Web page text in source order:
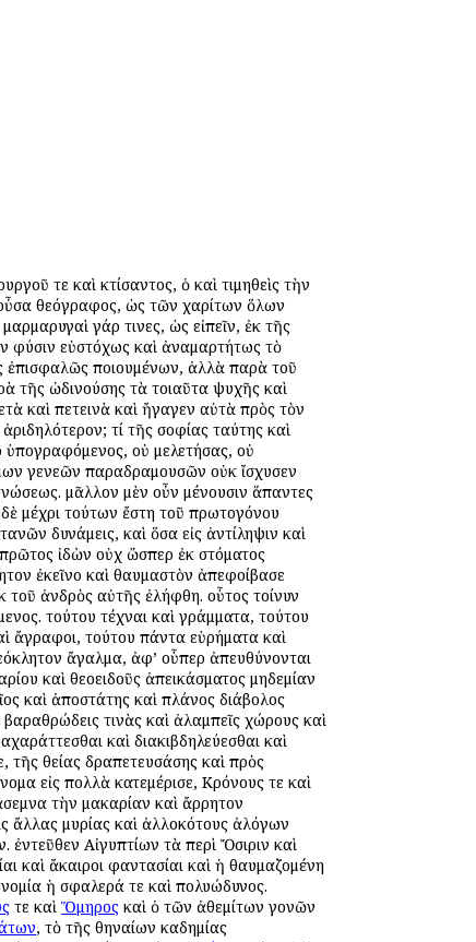
τε καὶ κτίσαντος, ὁ καὶ τιμηθεὶς τὴν
θεόγραφος, ὡς τῶν χαρίτων ὅλων
γάρ τινες, ὡς εἰπεῖν, ἐκ τῆς
φύσιν εὐστόχως καὶ ἀναμαρτήτως τὸ
ἐπισφαλῶς ποιουμένων, ἀλλὰ παρὰ τοῦ
τῆς ὠδινούσης τὰ τοιαῦτα ψυχῆς καὶ
καὶ πετεινὰ καὶ ἤγαγεν αὐτὰ πρὸς τὸν
τί τῆς σοφίας ταύτης καὶ
οὐ μελετήσας, οὐ
γενεῶν παραδραμουσῶν οὐκ ἴσχυσεν
μᾶλλον μὲν οὖν μένουσιν ἅπαντες
μέχρι τούτων ἔστη τοῦ πρωτογόνου
δυνάμεις, καὶ ὅσα εἰς ἀντίληψιν καὶ
ἰδὼν οὐχ ὥσπερ ἐκ στόματος
ἐκεῖνο καὶ θαυμαστὸν ἀπεφοίβασε
τοῦ ἀνδρὸς αὐτῆς ἐλήφθη. οὗτος τοίνυν
τούτου τέχναι καὶ γράμματα, τούτου
ἄγραφοι, τούτου πάντα εὑρήματα καὶ
ἄγαλμα, ἀφ’ οὗπερ ἀπευθύνονται
καὶ θεοειδοῦς ἀπεικάσματος μηδεμίαν
καὶ ἀποστάτης καὶ πλάνος διάβολος
τινὰς καὶ ἀλαμπεῖς χώρους καὶ
καὶ διακιβδηλεύεσθαι καὶ
τῆς θείας δραπετευσάσης καὶ πρὸς
εἰς πολλὰ κατεμέρισε, Κρόνους τε καὶ
τὴν μακαρίαν καὶ ἄρρητον
ἄλλας μυρίας καὶ ἀλλοκότους ἀλόγων
Αἰγυπτίων τὰ περὶ Ὄσιριν καὶ
καὶ ἄκαιροι φαντασίαι καὶ ἡ θαυμαζομένη
ἡ σφαλερά τε καὶ πολυώδυνος.
τε καὶ Ὅμηρος καὶ ὁ τῶν ἀθεμίτων γονῶν
, τὸ τῆς Ἀθηναίων Ἀκαδημίας